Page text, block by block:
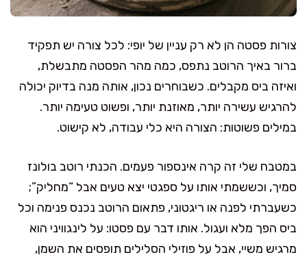
צורות פסטה הן לא רק עניין של יופי: לכל צורה יש תפקיד
ברור באיך הרוטב נתפס, כמה מהר הפסטה מתבשלת,
ואיזה ביס מקבלים. כשבוחרים נכון, אותה מנה בדיוק יכולה
להרגיש עשירה יותר, מאוזנת יותר, ופשוט טעימה יותר.
במילים פשוטות: הצורה היא כלי עבודה, לא קישוט.
במטבח שלי זה קרה אינספור פעמים. הכנתי רוטב בולונז
סמיך, וכששמתי אותו על ספגטי יצא טעים אבל “מחליק”;
כשעברתי לפנה או ריגטוני, פתאום הרוטב נכנס פנימה וכל
ביס הפך מלא ועגול. אותו דבר עם פסטו: על לינגוויני הוא
מרגיש משיי, אבל על פוזילי הסלילים תופסים את השמן,